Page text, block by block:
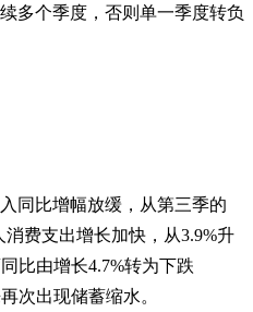
多个季度，否则单一季度转负
同比增幅放缓，从第三季的
费支出增长加快，从3.9%升
比由增长4.7%转为下跌
次出现储蓄缩水。